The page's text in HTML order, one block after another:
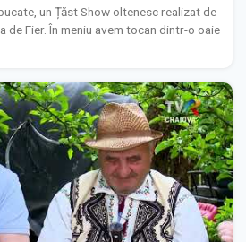
un Țăst Show oltenesc realizat de
de Fier. În meniu avem tocan dintr-o oaie